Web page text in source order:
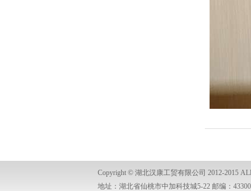
Copyright © 湖北汉康工贸有限公司 2012-2015
地址：湖北省仙桃市中加科技城5-22 邮编：